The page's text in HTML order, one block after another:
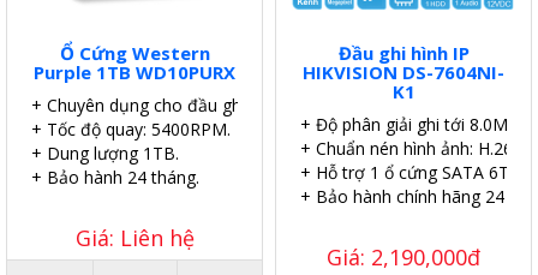
Ổ Cứng Western
Purple 1TB WD10PURX
+ Chuyên dụng cho đầu ghi.
+ Tốc độ quay: 5400RPM.
+ Dung lượng 1TB.
+ Bảo hành 24 tháng.
Giá: Liên hệ
Đầu ghi hình IP
HIKVISION DS-7604NI-
K1
+ Độ phân giải ghi tới 8.0MP.
+ Chuẩn nén hình ảnh: H.265.
+ Hỗ trợ 1 ổ cứng SATA 6TB.
+ Bảo hành chính hãng 24
Giá: 2,190,000đ